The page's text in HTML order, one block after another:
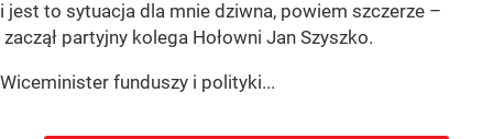
i jest to sytuacja dla mnie dziwna, powiem szczerze –
zaczął partyjny kolega Hołowni Jan Szyszko.
Wiceminister funduszy i polityki...